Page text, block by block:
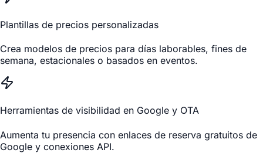
Plantillas de precios personalizadas
Crea modelos de precios para días laborables, fines de
semana, estacionales o basados en eventos.
Herramientas de visibilidad en Google y OTA
Aumenta tu presencia con enlaces de reserva gratuitos de
Google y conexiones API.